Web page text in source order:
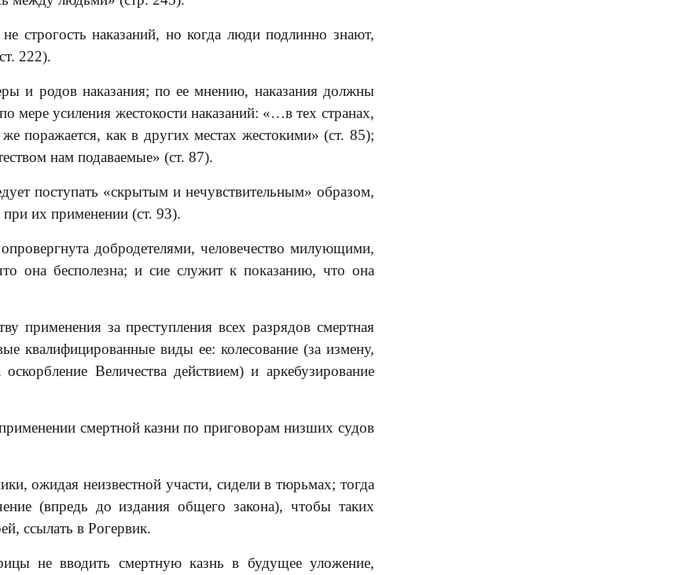
строгость наказаний, но когда люди подлинно знают,
222).
и родов наказания; по ее мнению, наказания должны
мере усиления жестокости наказаний: «…в тех странах,
поражается, как в других местах жестокими» (ст. 85);
нам подаваемые» (ст. 87).
поступать «скрытым и нечувствительным» образом,
при их применении (ст. 93).
добродетелями, человечество милующими,
она бесполезна; и сие служит к показанию, что она
за преступления всех разрядов смертная
квалифицированные виды ее: колесование (за измену,
Величества действием) и аркебузирование
смертной казни по приговорам низших судов
ожидая неизвестной участи, сидели в тюрьмах; тогда
(впредь до издания общего закона), чтобы таких
ссылать в Рогервик.
не вводить смертную казнь в будущее уложение,